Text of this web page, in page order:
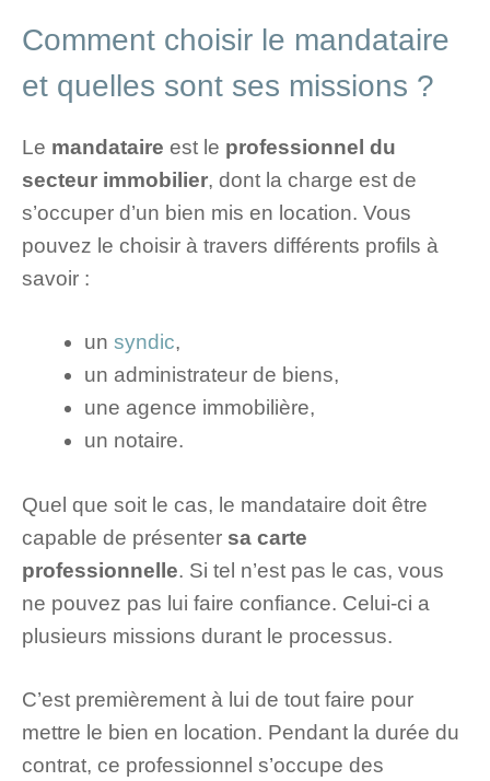
Comment choisir le mandataire
et quelles sont ses missions ?
Le mandataire est le professionnel du
secteur immobilier, dont la charge est de
s’occuper d’un bien mis en location. Vous
pouvez le choisir à travers différents profils à
savoir :
un syndic,
un administrateur de biens,
une agence immobilière,
un notaire.
Quel que soit le cas, le mandataire doit être
capable de présenter sa carte
professionnelle. Si tel n’est pas le cas, vous
ne pouvez pas lui faire confiance. Celui-ci a
plusieurs missions durant le processus.
C’est premièrement à lui de tout faire pour
mettre le bien en location. Pendant la durée du
contrat, ce professionnel s’occupe des